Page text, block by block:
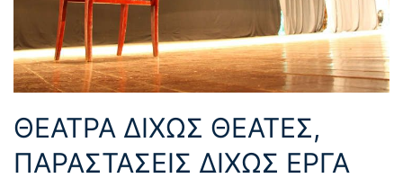
ΘΈΑΤΡΑ ΔΊΧΩΣ ΘΕΑΤΈΣ,
ΠΑΡΑΣΤΆΣΕΙΣ ΔΊΧΩΣ ΈΡΓΑ